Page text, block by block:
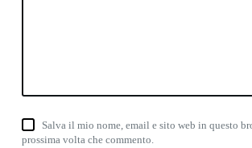
Salva il mio nome, email e sito web in questo
prossima volta che commento.